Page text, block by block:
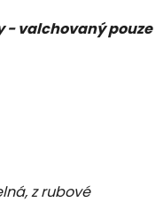
- valchovaný pouze
z rubové